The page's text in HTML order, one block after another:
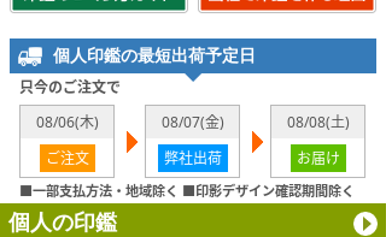
個人印鑑の最短出荷予定日
只今のご注文で
08/06(木)
ご注文
08/07(金)
弊社出荷
08/08(土)
お届け
■一部支払方法・地域除く ■印影デザイン確認期間除く
個人の印鑑